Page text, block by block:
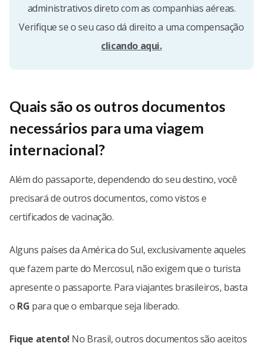
administrativos direto com as companhias aéreas.
Verifique se o seu caso dá direito a uma compensação
clicando aqui.
Quais são os outros documentos
necessários para uma viagem
internacional?
Além do passaporte, dependendo do seu destino, você
precisará de outros documentos, como vistos e
certificados de vacinação.
Alguns países da América do Sul, exclusivamente aqueles
que fazem parte do Mercosul, não exigem que o turista
apresente o passaporte. Para viajantes brasileiros, basta
o RG para que o embarque seja liberado.
Fique atento! No Brasil, outros documentos são aceitos